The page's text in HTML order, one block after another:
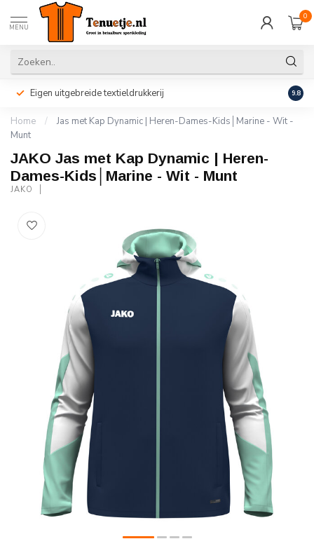
MENU
0
Eigen uitgebreide textieldrukkerij 9.8
Home /
Jas met Kap Dynamic | Heren-Dames-Kids│Marine - Wit -
Munt
JAKO Jas met Kap Dynamic | Heren-
Dames-Kids│Marine - Wit - Munt
JAKO